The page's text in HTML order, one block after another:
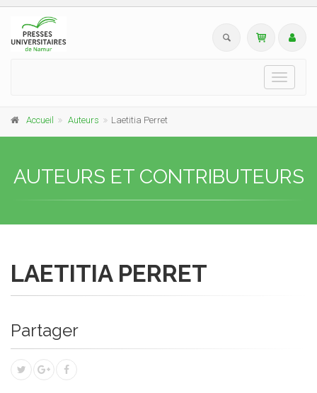
Toggle
Accueil Auteurs Laetitia Perret
AUTEURS ET CONTRIBUTEURS
LAETITIA PERRET
Partager